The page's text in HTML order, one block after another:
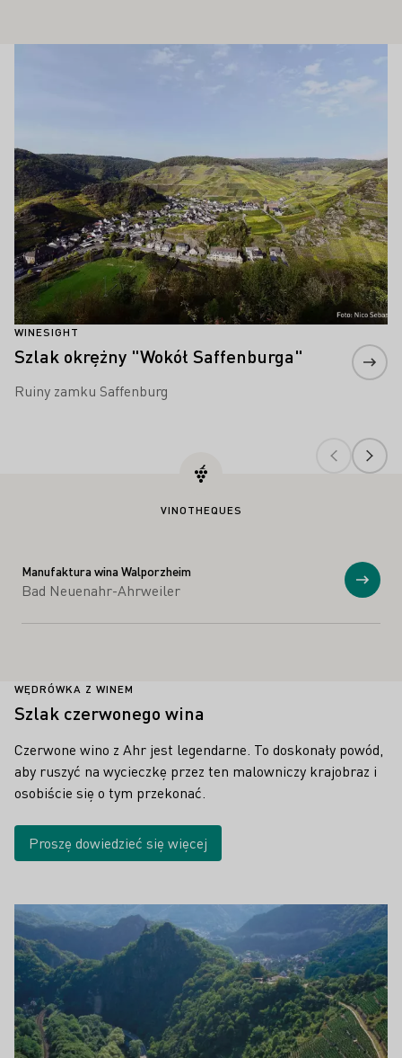
WINESIGHT
Szlak okrężny "Wokół Saffenburga"
Ruiny zamku Saffenburg
Proszę dowiedzieć się więcej
VINOTHEQUES
Manufaktura wina Walporzheim
Bad Neuenahr-Ahrweiler
WĘDRÓWKA Z WINEM
Szlak czerwonego wina
Czerwone wino z Ahr jest legendarne. To doskonały powód,
aby ruszyć na wycieczkę przez ten malowniczy krajobraz i
osobiście się o tym przekonać.
Proszę dowiedzieć się więcej